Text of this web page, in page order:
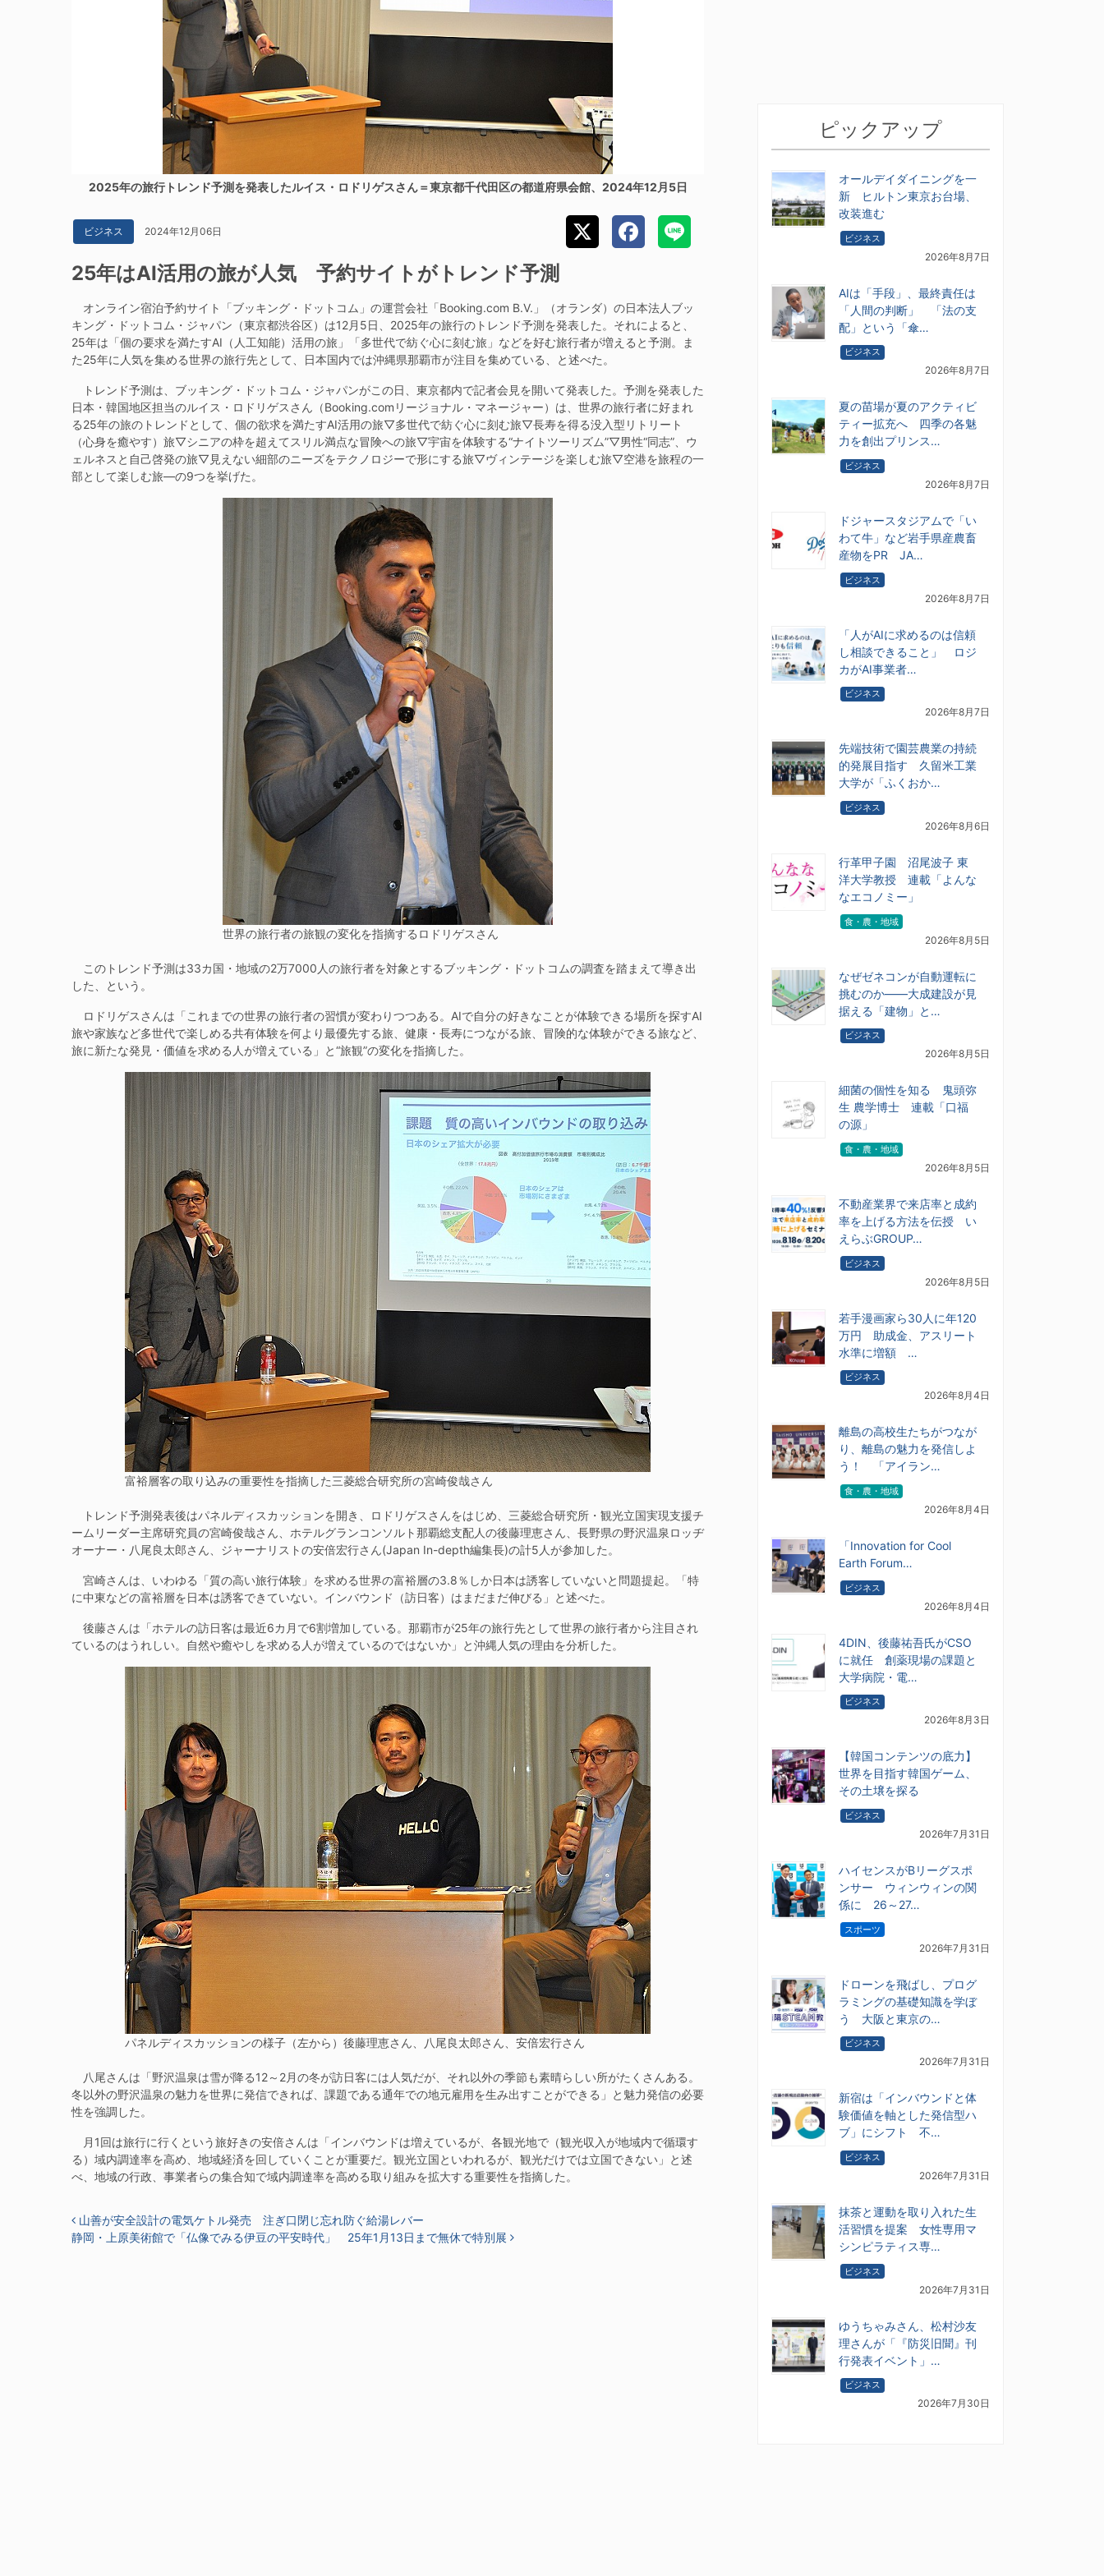
2025年の旅行トレンド予測を発表したルイス・ロドリゲスさん＝東京都千代田区の都道府県会館、2024年12月5日
ビジネス 2024年12月06日
25年はAI活用の旅が人気 予約サイトがトレンド予測
オンライン宿泊予約サイト「ブッキング・ドットコム」の運営会社「Booking.com B.V.」（オランダ）の日本法人ブッ
キング・ドットコム・ジャパン（東京都渋谷区）は12月5日、2025年の旅行のトレンド予測を発表した。それによると、
25年は「個の要求を満たすAI（人工知能）活用の旅」「多世代で紡ぐ心に刻む旅」などを好む旅行者が増えると予測。ま
た25年に人気を集める世界の旅行先として、日本国内では沖縄県那覇市が注目を集めている、と述べた。
トレンド予測は、ブッキング・ドットコム・ジャパンがこの日、東京都内で記者会見を開いて発表した。予測を発表した
日本・韓国地区担当のルイス・ロドリゲスさん（Booking.comリージョナル・マネージャー）は、世界の旅行者に好まれ
る25年の旅のトレンドとして、個の欲求を満たすAI活用の旅▽多世代で紡ぐ心に刻む旅▽長寿を得る没入型リトリート
（心身を癒やす）旅▽シニアの枠を超えてスリル満点な冒険への旅▽宇宙を体験する“ナイトツーリズム”▽男性“同志”、ウ
ェルネスと自己啓発の旅▽見えない細部のニーズをテクノロジーで形にする旅▽ヴィンテージを楽しむ旅▽空港を旅程の一
部として楽しむ旅―の9つを挙げた。
世界の旅行者の旅観の変化を指摘するロドリゲスさん
このトレンド予測は33カ国・地域の2万7000人の旅行者を対象とするブッキング・ドットコムの調査を踏まえて導き出
した、という。
ロドリゲスさんは「これまでの世界の旅行者の習慣が変わりつつある。AIで自分の好きなことが体験できる場所を探すAI
旅や家族など多世代で楽しめる共有体験を何より最優先する旅、健康・長寿につながる旅、冒険的な体験ができる旅など、
旅に新たな発見・価値を求める人が増えている」と“旅観”の変化を指摘した。
富裕層客の取り込みの重要性を指摘した三菱総合研究所の宮崎俊哉さん
トレンド予測発表後はパネルディスカッションを開き、ロドリゲスさんをはじめ、三菱総合研究所・観光立国実現支援チ
ームリーダー主席研究員の宮崎俊哉さん、ホテルグランコンソルト那覇総支配人の後藤理恵さん、長野県の野沢温泉ロッヂ
オーナー・八尾良太郎さん、ジャーナリストの安倍宏行さん(Japan In-depth編集長)の計5人が参加した。
宮崎さんは、いわゆる「質の高い旅行体験」を求める世界の富裕層の3.8％しか日本は誘客していないと問題提起。「特
に中東などの富裕層を日本は誘客できていない。インバウンド（訪日客）はまだまだ伸びる」と述べた。
後藤さんは「ホテルの訪日客は最近6カ月で6割増加している。那覇市が25年の旅行先として世界の旅行者から注目され
ているのはうれしい。自然や癒やしを求める人が増えているのではないか」と沖縄人気の理由を分析した。
パネルディスカッションの様子（左から）後藤理恵さん、八尾良太郎さん、安倍宏行さん
八尾さんは「野沢温泉は雪が降る12～2月の冬が訪日客には人気だが、それ以外の季節も素晴らしい所がたくさんある。
冬以外の野沢温泉の魅力を世界に発信できれば、課題である通年での地元雇用を生み出すことができる」と魅力発信の必要
性を強調した。
月1回は旅行に行くという旅好きの安倍さんは「インバウンドは増えているが、各観光地で（観光収入が地域内で循環す
る）域内調達率を高め、地域経済を回していくことが重要だ。観光立国といわれるが、観光だけでは立国できない」と述
べ、地域の行政、事業者らの集合知で域内調達率を高める取り組みを拡大する重要性を指摘した。
投稿ナビゲーション
山善が安全設計の電気ケトル発売 注ぎ口閉じ忘れ防ぐ給湯レバー
静岡・上原美術館で「仏像でみる伊豆の平安時代」 25年1月13日まで無休で特別展
ピックアップ
オールデイダイニングを一
新 ヒルトン東京お台場、
改装進む
ビジネス
2026年8月7日
AIは「手段」、最終責任は
「人間の判断」 「法の支
配」という「傘…
ビジネス
2026年8月7日
夏の苗場が夏のアクティビ
ティー拡充へ 四季の各魅
力を創出プリンス…
ビジネス
2026年8月7日
ドジャースタジアムで「い
わて牛」など岩手県産農畜
産物をPR JA…
ビジネス
2026年8月7日
「人がAIに求めるのは信頼
し相談できること」 ロジ
カがAI事業者…
ビジネス
2026年8月7日
先端技術で園芸農業の持続
的発展目指す 久留米工業
大学が「ふくおか…
ビジネス
2026年8月6日
行革甲子園 沼尾波子 東
洋大学教授 連載「よんな
なエコノミー」
食・農・地域
2026年8月5日
なぜゼネコンが自動運転に
挑むのか――大成建設が見
据える「建物」と…
ビジネス
2026年8月5日
細菌の個性を知る 鬼頭弥
生 農学博士 連載「口福
の源」
食・農・地域
2026年8月5日
不動産業界で来店率と成約
率を上げる方法を伝授 い
えらぶGROUP…
ビジネス
2026年8月5日
若手漫画家ら30人に年120
万円 助成金、アスリート
水準に増額 …
ビジネス
2026年8月4日
離島の高校生たちがつなが
り、離島の魅力を発信しよ
う！ 「アイラン…
食・農・地域
2026年8月4日
「Innovation for Cool
Earth Forum…
ビジネス
2026年8月4日
4DIN、後藤祐吾氏がCSO
に就任 創薬現場の課題と
大学病院・電…
ビジネス
2026年8月3日
【韓国コンテンツの底力】
世界を目指す韓国ゲーム、
その土壌を探る
ビジネス
2026年7月31日
ハイセンスがBリーグスポ
ンサー ウィンウィンの関
係に 26～27…
スポーツ
2026年7月31日
ドローンを飛ばし、プログ
ラミングの基礎知識を学ぼ
う 大阪と東京の…
ビジネス
2026年7月31日
新宿は「インバウンドと体
験価値を軸とした発信型ハ
ブ」にシフト 不…
ビジネス
2026年7月31日
抹茶と運動を取り入れた生
活習慣を提案 女性専用マ
シンピラティス専…
ビジネス
2026年7月31日
ゆうちゃみさん、松村沙友
理さんが「『防災旧聞』刊
行発表イベント」…
ビジネス
2026年7月30日